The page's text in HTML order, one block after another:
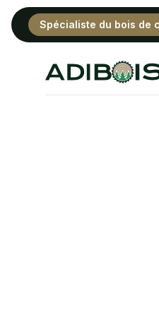
Spécialiste du bois de
Adibois